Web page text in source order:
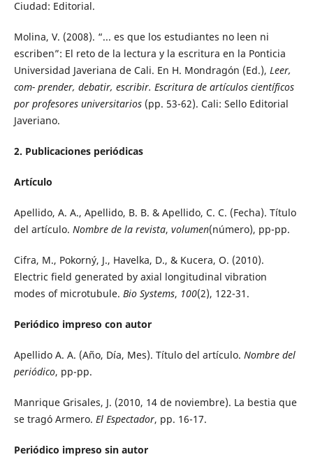
Ciudad: Editorial.
Molina, V. (2008). “... es que los estudiantes no leen ni
escriben”: El reto de la lectura y la escritura en la Ponticia
Universidad Javeriana de Cali. En H. Mondragón (Ed.), Leer,
com- prender, debatir, escribir. Escritura de artículos científicos
por profesores universitarios (pp. 53-62). Cali: Sello Editorial
Javeriano.
2. Publicaciones periódicas
Artículo
Apellido, A. A., Apellido, B. B. & Apellido, C. C. (Fecha). Título
del artículo. Nombre de la revista, volumen(número), pp-pp.
Cifra, M., Pokorný, J., Havelka, D., & Kucera, O. (2010).
Electric field generated by axial longitudinal vibration
modes of microtubule. Bio Systems, 100(2), 122-31.
Periódico impreso con autor
Apellido A. A. (Año, Día, Mes). Título del artículo. Nombre del
periódico, pp-pp.
Manrique Grisales, J. (2010, 14 de noviembre). La bestia que
se tragó Armero. El Espectador, pp. 16-17.
Periódico impreso sin autor